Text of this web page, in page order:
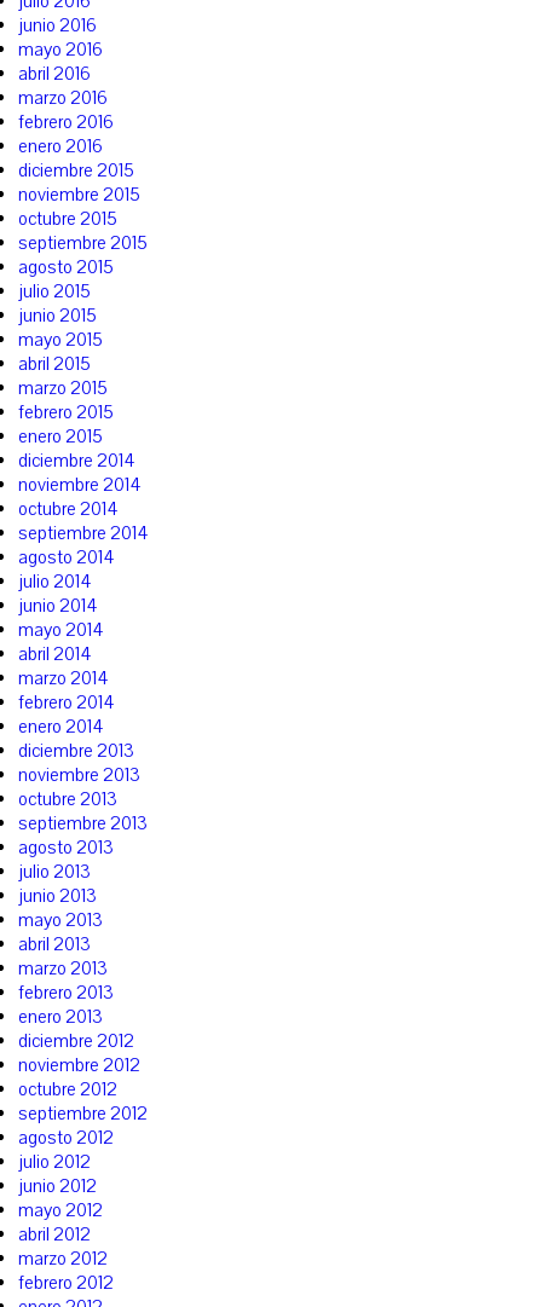
junio 2016
mayo 2016
abril 2016
marzo 2016
febrero 2016
enero 2016
diciembre 2015
noviembre 2015
octubre 2015
septiembre 2015
agosto 2015
julio 2015
junio 2015
mayo 2015
abril 2015
marzo 2015
febrero 2015
enero 2015
diciembre 2014
noviembre 2014
octubre 2014
septiembre 2014
agosto 2014
julio 2014
junio 2014
mayo 2014
abril 2014
marzo 2014
febrero 2014
enero 2014
diciembre 2013
noviembre 2013
octubre 2013
septiembre 2013
agosto 2013
julio 2013
junio 2013
mayo 2013
abril 2013
marzo 2013
febrero 2013
enero 2013
diciembre 2012
noviembre 2012
octubre 2012
septiembre 2012
agosto 2012
julio 2012
junio 2012
mayo 2012
abril 2012
marzo 2012
febrero 2012